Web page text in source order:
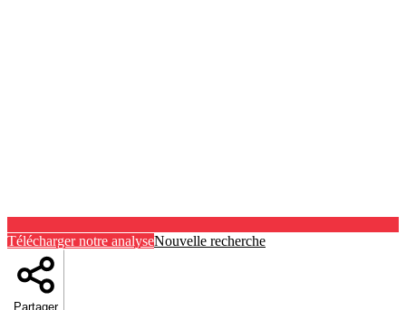
Télécharger notre analyseNouvelle recherche
Partager